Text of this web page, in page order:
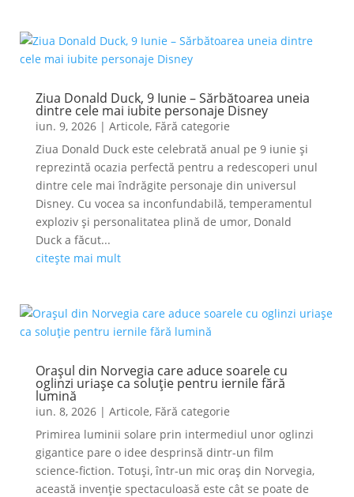
Ziua Donald Duck, 9 Iunie – Sărbătoarea uneia
dintre cele mai iubite personaje Disney
iun. 9, 2026| Articole, Fără categorie
Ziua Donald Duck este celebrată anual pe 9 iunie și
reprezintă ocazia perfectă pentru a redescoperi unul
dintre cele mai îndrăgite personaje din universul
Disney. Cu vocea sa inconfundabilă, temperamentul
exploziv și personalitatea plină de umor, Donald
Duck a făcut...
citește mai mult
Orașul din Norvegia care aduce soarele cu
oglinzi uriașe ca soluție pentru iernile fără
lumină
iun. 8, 2026| Articole, Fără categorie
Primirea luminii solare prin intermediul unor oglinzi
gigantice pare o idee desprinsă dintr-un film
science-fiction. Totuși, într-un mic oraș din Norvegia,
această invenție spectaculoasă este cât se poate de